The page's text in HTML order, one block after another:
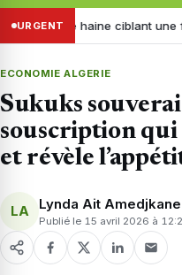
URGENT
de haine ciblant une fille de 8
ECONOMIE ALGERIE
Sukuks
souscription qui
et révèle
LA Lynda Ait Amedjkane
Publié le 15 avril 2026 à